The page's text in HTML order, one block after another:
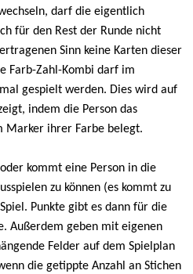
darf die eigentlich
für den Rest der Runde nicht
Sinn keine Karten dieser
Farb-Zahl-Kombi darf im
gespielt werden. Dies wird auf
indem die Person das
Marker ihrer Farbe belegt.
kommt eine Person in die
zu können (es kommt zu
Punkte gibt es dann für die
Außerdem geben mit eigenen
Felder auf dem Spielplan
die getippte Anzahl an Stichen